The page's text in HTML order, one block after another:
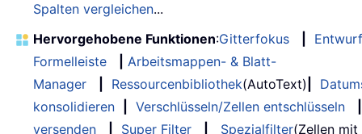
Spalten vergleichen...
Hervorgehobene Funktionen:Gitterfokus
Entwurf
Formelleiste
Arbeitsmappen- & Blatt-
Manager
Ressourcenbibliothek(AutoText)
konsolidieren
Verschlüsseln/Zellen entschlüsseln
versenden
Super Filter Spezialfilter(Zellen